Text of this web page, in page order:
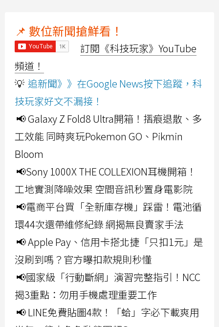
📌 數位新聞搶鮮看！
訂閱《科技玩家》YouTube
頻道！
💡 追新聞》》在Google News按下追蹤，科
技玩家好文不漏接！
📢 Galaxy Z Fold8 Ultra開箱！摺痕退散、多
工效能 同時爽玩Pokemon GO、Pikmin
Bloom
📢Sony 1000X THE COLLEXION耳機開箱！
工地實測降噪效果 空間音訊秒置身電影院
📢電商平台買「全新庫存機」踩雷！電池循
環44次還帶維修紀錄 網揭無良賣家手法
📢 Apple Pay、信用卡搭北捷「只扣1元」是
沒刷到嗎？官方曝扣款規則秒懂
📢國家級「行動斷網」演習完整指引！NCC
揭3重點：勿用手機處理重要工作
📢 LINE免費貼圖4款！「蛤」字必下載爽用